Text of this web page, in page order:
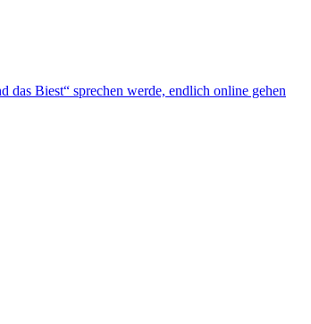
Biest“ sprechen werde, endlich online gehen